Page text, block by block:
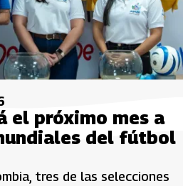
el próximo mes a
del fútbol
tres de las selecciones